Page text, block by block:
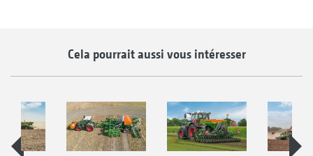
Cela pourrait aussi vous intéresser